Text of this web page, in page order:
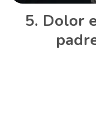
Dolor